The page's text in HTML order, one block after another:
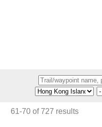
61-70 of 727 results